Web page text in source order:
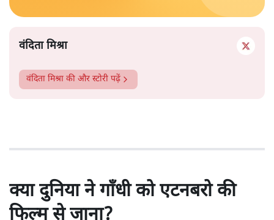
वंदिता मिश्रा
वंदिता मिश्रा की और स्टोरी पढ़ें
क्या दुनिया ने गाँधी को एटनबरो की